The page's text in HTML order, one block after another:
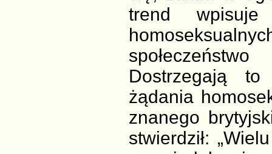
trend
Dostrzegają
żądania
znanego
stwierdził: